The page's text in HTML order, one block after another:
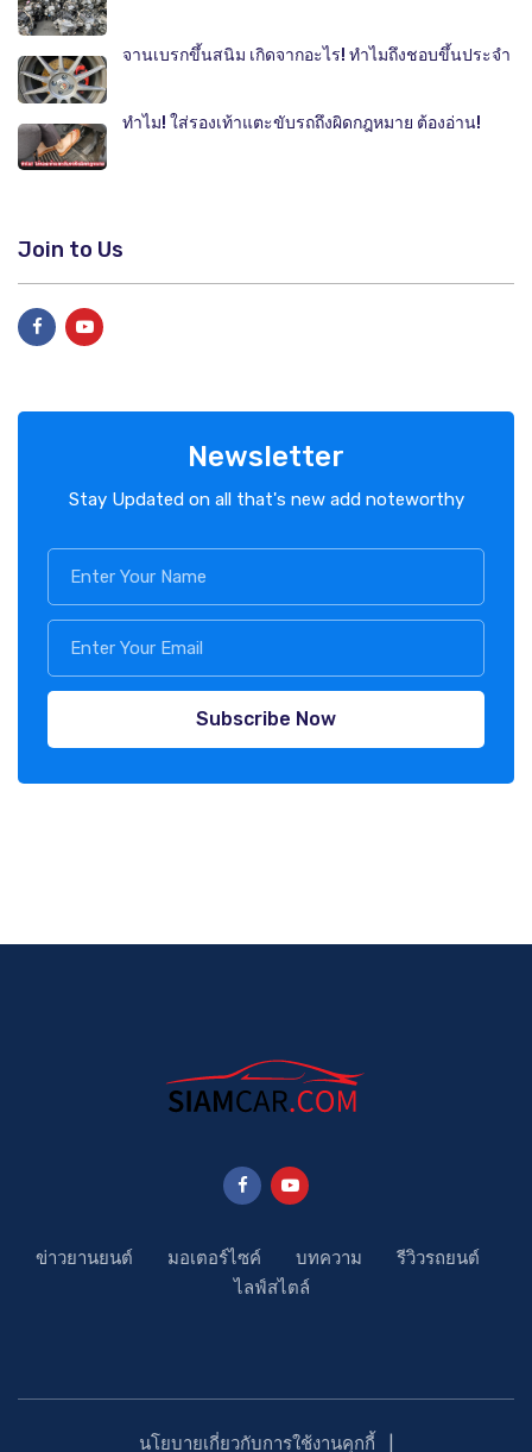
จานเบรกขึ้นสนิม เกิดจากอะไร! ทำไมถึงชอบขึ้นประจำ
ทำไม! ใส่รองเท้าแตะขับรถถึงผิดกฎหมาย ต้องอ่าน!
Join to Us
Newsletter
Stay Updated on all that's new add noteworthy
Subscribe Now
ข่าวยานยนต์ มอเตอร์ไซค์ บทความ
รีวิวรถยนต์
ไลฟ์สไตล์
นโยบายเกี่ยวกับการใช้งานคุกกี้